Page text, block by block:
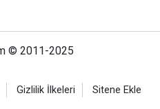
© 2011-2025
Gizlilik İlkeleri Sitene Ekle